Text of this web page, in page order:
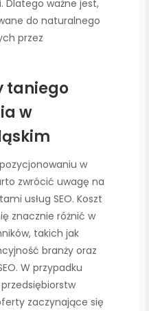
Dlatego ważne jest,
do naturalnego
przez
taniego
w
w
zwrócić uwagę na
usług SEO. Koszt
znacznie różnić w
takich jak
branży oraz
W przypadku
zaczynające się